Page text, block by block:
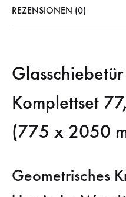
REZENSIONEN (0)
Komplettset
(775 x 2050
Geometrisches